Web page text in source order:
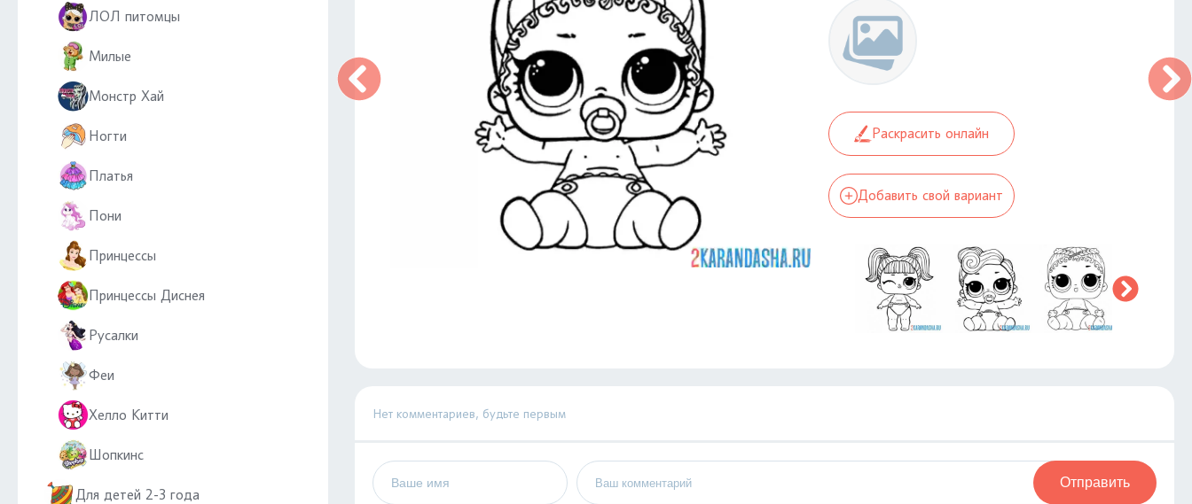
ЛОЛ питомцы
Милые
Монстр Хай
Ногти
Платья
Пони
Принцессы
Принцессы Диснея
Русалки
Феи
Хелло Китти
Шопкинс
Для детей 2-3 года
Раскрасить онлайн
Добавить свой вариант
Нет комментариев, будьте первым
Отправить